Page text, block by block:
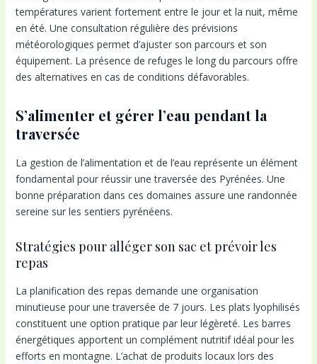
températures varient fortement entre le jour et la nuit, même
en été. Une consultation régulière des prévisions
météorologiques permet d’ajuster son parcours et son
équipement. La présence de refuges le long du parcours offre
des alternatives en cas de conditions défavorables.
S’alimenter et gérer l’eau pendant la
traversée
La gestion de l’alimentation et de l’eau représente un élément
fondamental pour réussir une traversée des Pyrénées. Une
bonne préparation dans ces domaines assure une randonnée
sereine sur les sentiers pyrénéens.
Stratégies pour alléger son sac et prévoir les
repas
La planification des repas demande une organisation
minutieuse pour une traversée de 7 jours. Les plats lyophilisés
constituent une option pratique par leur légèreté. Les barres
énergétiques apportent un complément nutritif idéal pour les
efforts en montagne. L’achat de produits locaux lors des